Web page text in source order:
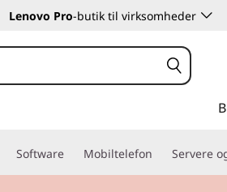
Lenovo Pro-butik til virksomheder
Software Mobiltelefon Servere